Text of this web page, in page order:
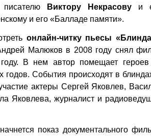
Виктору Некрасову и
и его «Балладе памяти».
онлайн-читку пьесы
Малюков в 2008 году снял
В нем автор помещает
События происходят в
актеры Сергей Яковлев,
Яковлева, журналист и
показ документального